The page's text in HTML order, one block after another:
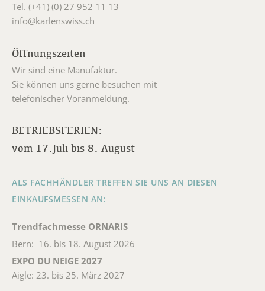
Tel. (+41) (0) 27 952 11 13
info@karlenswiss.ch
Öffnungszeiten
Wir sind eine Manufaktur.
Sie können uns gerne besuchen mit
telefonischer Voranmeldung.
BETRIEBSFERIEN:
vom 17.Juli bis 8. August
ALS FACHHÄNDLER TREFFEN SIE UNS AN DIESEN
EINKAUFSMESSEN AN:
Trendfachmesse ORNARIS
Bern: 16. bis 18. August 2026
EXPO DU NEIGE 2027
Aigle: 23. bis 25. März 2027